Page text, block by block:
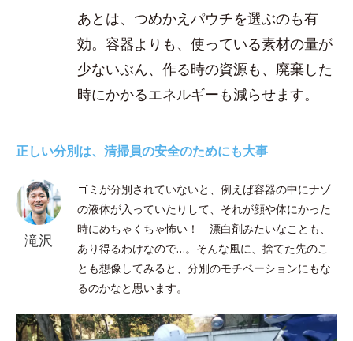
あとは、つめかえパウチを選ぶのも有
効。容器よりも、使っている素材の量が
少ないぶん、作る時の資源も、廃棄した
時にかかるエネルギーも減らせます。
正しい分別は、清掃員の安全のためにも大事
滝沢
ゴミが分別されていないと、例えば容器の中にナゾ
の液体が入っていたりして、それが顔や体にかった
時にめちゃくちゃ怖い！ 漂白剤みたいなことも、
あり得るわけなので…。そんな風に、捨てた先のこ
とも想像してみると、分別のモチベーションにもな
るのかなと思います。